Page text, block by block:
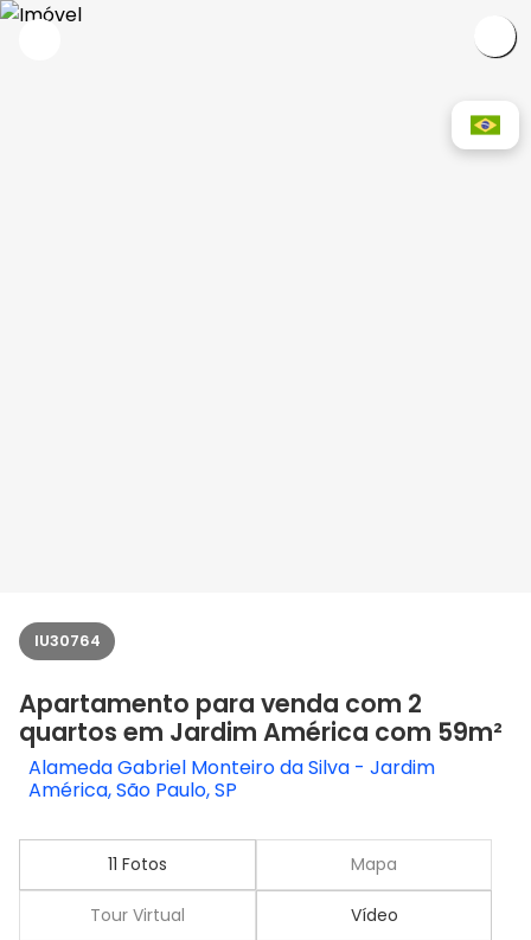
IU30764
Apartamento para venda com 2
quartos em Jardim América com 59m²
Alameda Gabriel Monteiro da Silva - Jardim
América, São Paulo, SP
11 Fotos Mapa
Tour Virtual Vídeo